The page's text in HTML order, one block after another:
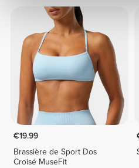
€19.99
Brassière de Sport Dos
Croisé MuseFit